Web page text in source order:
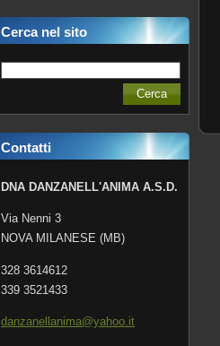
Cerca nel sito
Contatti
DNA DANZANELL'ANIMA A.S.D.
Via Nenni 3
NOVA MILANESE (MB)
328 3614612
339 3521433
danzanel lanima@yahoo.it